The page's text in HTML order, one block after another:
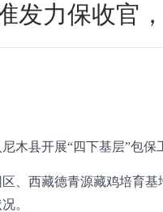
发力保收官
木县开展“四下基层”包保
、西藏德青源藏鸡培育
。